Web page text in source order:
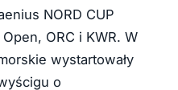
NORD CUP
ORC i KWR. W
wystartowały
o